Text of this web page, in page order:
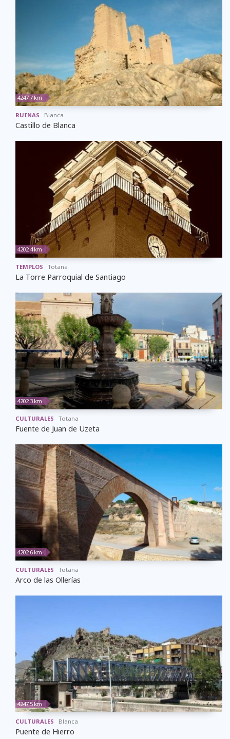
4247.7 km
RUINAS Blanca
Castillo de Blanca
4202.4 km
TEMPLOS Totana
La Torre Parroquial de Santiago
4202.3 km
CULTURALES Totana
Fuente de Juan de Uzeta
4202.6 km
CULTURALES Totana
Arco de las Ollerías
4247.5 km
CULTURALES Blanca
Puente de Hierro